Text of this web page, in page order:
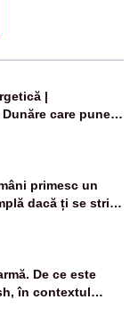
|
care pune
era
primesc un
dacă ți se strică
De ce este
în contextul